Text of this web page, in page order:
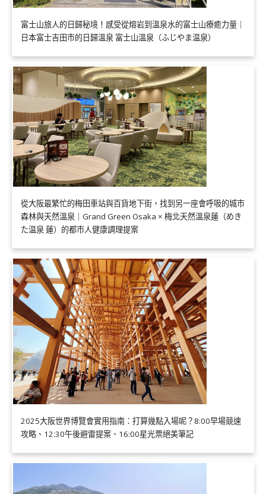
富士山旅人的日歸秘境！感受從熔岩到溫泉水的富士山療癒力量｜
日本富士吉田市的日歸溫泉 富士山溫泉（ふじやま温泉）
從大阪最繁忙的梅田車站與百貨地下街，找到另一座會呼吸的城市
森林與天然溫泉｜Grand Green Osaka × 梅北天然溫泉蓮（めき
た温泉 蓮）的都市人健康調理提案
2025大阪世界博覽會實用指南：打算幾點入場呢？8:00早場競速
攻略、12:30午後避雷提案、16:00星光票絕美筆記